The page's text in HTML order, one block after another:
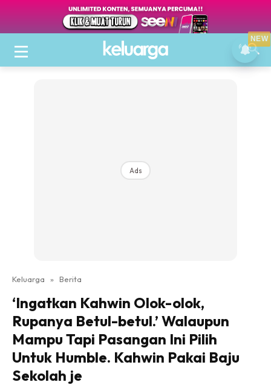
Ads
Keluarga » Berita
‘Ingatkan Kahwin Olok-olok,
Rupanya Betul-betul.’ Walaupun
Mampu Tapi Pasangan Ini Pilih
Untuk Humble. Kahwin Pakai Baju
Sekolah je
NEW